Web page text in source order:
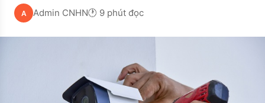
A Admin CNHN🕐 9 phút đọc